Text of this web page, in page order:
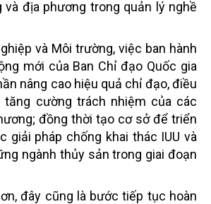
và địa phương trong quản lý nghề
và Môi trường, việc ban hành
mới của Ban Chỉ đạo Quốc gia
nâng cao hiệu quả chỉ đạo, điều
tăng cường trách nhiệm của các
đồng thời tạo cơ sở để triển
giải pháp chống khai thác IUU và
ngành thủy sản trong giai đoạn
đây cũng là bước tiếp tục hoàn